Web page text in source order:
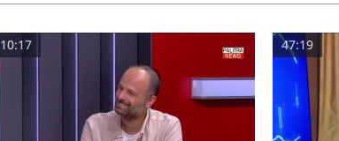
10:17 47:19